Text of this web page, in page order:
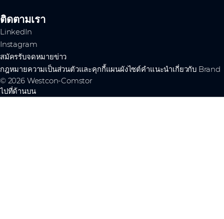
ติดตามเรา
LinkedIn
Instagram
สมัครรับจดหมายข่าว
กฎหมายความเป็นส่วนตัวและคุกกี้แผนผังไซต์คำแนะนำเกี่ยวกับ Brand
© 2026 Westcon-Comstor
ไปที่ด้านบน